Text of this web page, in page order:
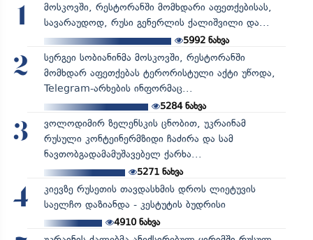
1
მოსკოვში, რესტორანში მომხდარი აფეთქებისას,
სავარაუდოდ, რუსი გენერლის ქალიშვილი და...
5992 ნახვა
2
სერგეი სობიანინმა მოსკოვში, რესტორანში
მომხდარ აფეთქებას ტერორისტული აქტი უწოდა,
Telegram-არხების ინფორმაც...
5284ნახვა
3
ვოლოდიმირ ზელენსკის ცნობით, უკრაინამ
რუსული კონტეინერმზიდი ჩაძირა და სამ
ნავთობგადამამუშავებელ ქარხა...
5271ნახვა
4
კიევზე რუსეთის თავდასხმის დროს ლიეტუვის
საელჩო დაზიანდა - კესტუტის ბუდრისი
4910ნახვა